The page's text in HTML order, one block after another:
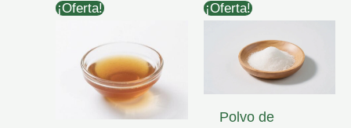
¡Oferta! ¡Oferta!
Polvo de